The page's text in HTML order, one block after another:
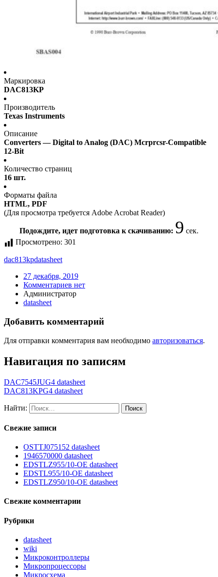
Маркировка
DAC813KP
Производитель
Texas Instruments
Описание
Converters — Digital to Analog (DAC) Mcrprcsr-Compatible
12-Bit
Количество страниц
16 шт.
Форматы файла
HTML, PDF
(Для просмотра требуется Adobe Acrobat Reader)
Подождите, идет подготовка к скачиванию: 9 сек.
Просмотрено: 301
dac813kpdatasheet
27 декабря, 2019
Комментариев нет
Администратор
datasheet
Добавить комментарий
Для отправки комментария вам необходимо авторизоваться.
Навигация по записям
DAC7545JUG4 datasheet
DAC813KPG4 datasheet
Найти:
Свежие записи
OSTTJ075152 datasheet
1946570000 datasheet
EDSTLZ955/10-OE datasheet
EDSTL955/10-OE datasheet
EDSTLZ950/10-OE datasheet
Свежие комментарии
Рубрики
datasheet
wiki
Микроконтроллеры
Микропроцессоры
Микросхема